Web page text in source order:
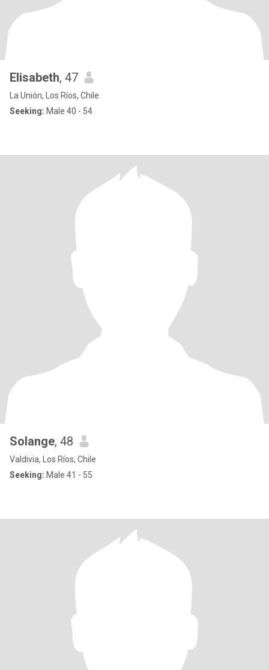
Elisabeth, 47
La Unión, Los Ríos, Chile
Seeking: Male 40 - 54
Solange, 48
Valdivia, Los Ríos, Chile
Seeking: Male 41 - 55